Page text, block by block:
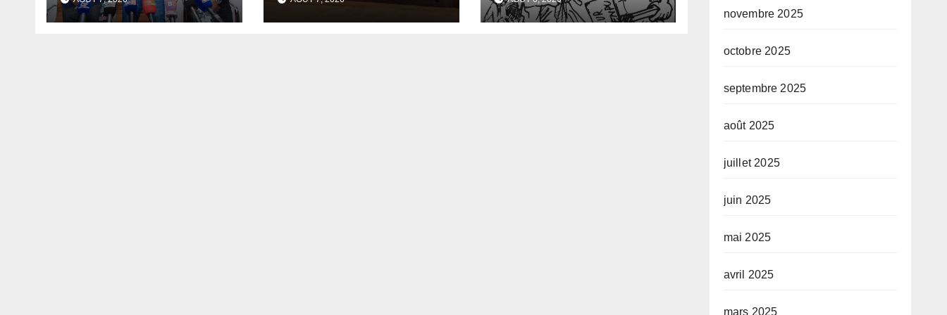
de fer exportées
détournés
nombreux jeunes
novembre 2025
octobre 2025
septembre 2025
août 2025
juillet 2025
juin 2025
mai 2025
avril 2025
mars 2025